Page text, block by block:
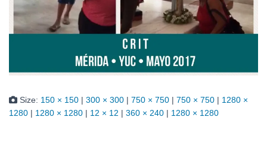
Size: 150 × 150 | 300 × 300 | 750 × 750 | 750 × 750 | 1280 ×
1280 | 1280 × 1280 | 12 × 12 | 360 × 240 | 1280 × 1280